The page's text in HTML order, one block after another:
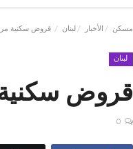
مسكن الأخبار لبنان قروض سكنية
لبنان
قروض
0